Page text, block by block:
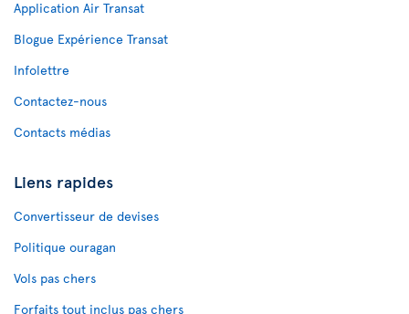
Application Air Transat
Blogue Expérience Transat
Infolettre
Contactez-nous
Contacts médias
Liens rapides
Convertisseur de devises
Politique ouragan
Vols pas chers
Forfaits tout inclus pas chers